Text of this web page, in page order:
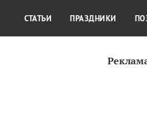
КУЛЬТУРА
СТАТЬИ ПРАЗДНИКИ